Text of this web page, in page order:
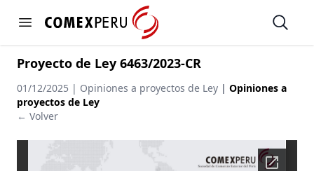
Open menu
https://www.comexperu.org.pe Open
Proyecto de Ley 6463/2023-CR
01/12/2025 | Opiniones a proyectos de Ley | Opiniones a
proyectos de Ley
← Volver